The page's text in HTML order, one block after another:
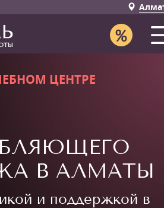
ЦЕНТРЕ
В АЛМАТЫ
и поддержкой в